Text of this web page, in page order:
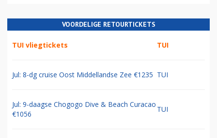
VOORDELIGE RETOURTICKETS
TUI vliegtickets TUI
Jul: 8-dg cruise Oost Middellandse Zee €1235 TUI
Jul: 9-daagse Chogogo Dive & Beach Curacao
€1056
TUI